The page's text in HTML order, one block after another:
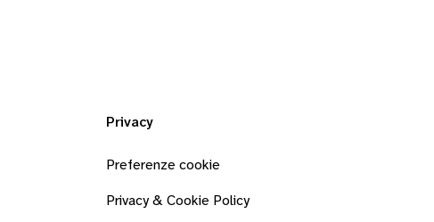
Privacy
Preferenze cookie
Privacy & Cookie Policy